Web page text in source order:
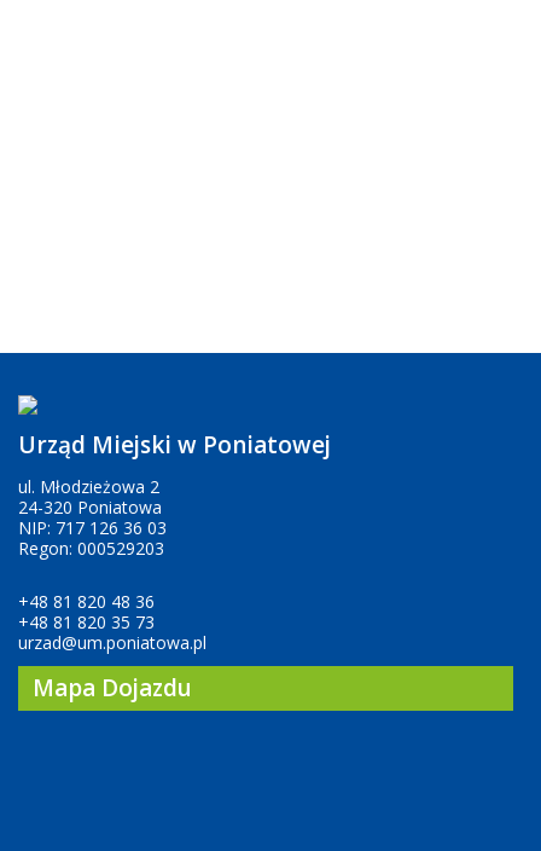
Urząd Miejski w Poniatowej
ul. Młodzieżowa 2
24-320 Poniatowa
NIP: 717 126 36 03
Regon: 000529203
+48 81 820 48 36
+48 81 820 35 73
urzad@um.poniatowa.pl
Mapa Dojazdu